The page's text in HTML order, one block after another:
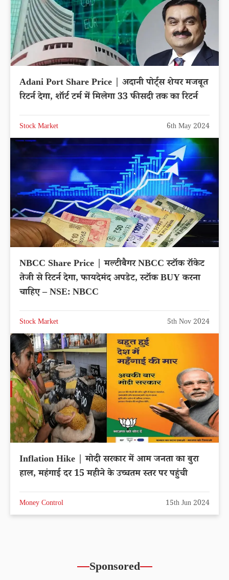
Adani Port Share Price | अदानी पोर्ट्स शेयर मजबूत
रिटर्न देगा, शॉर्ट टर्म में मिलेगा 33 फीसदी तक का रिटर्न
Stock Market 6th May 2024
NBCC Share Price | मल्टीबैगर NBCC स्टॉक रॉकेट
तेजी से रिटर्न देगा, फायदेमंद अपडेट, स्टॉक BUY करना
चाहिए – NSE: NBCC
Stock Market 5th Nov 2024
Inflation Hike | मोदी सरकार में आम जनता का बुरा
हाल, महंगाई दर 15 महीने के उच्चतम स्तर पर पहुंची
Money Control 15th Jun 2024
Sponsored